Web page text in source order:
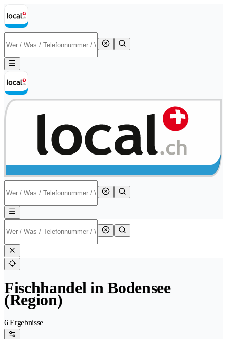
Fischhandel in Bodensee
(Region)
6 Ergebnisse